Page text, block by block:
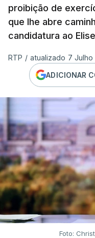
proibição de
que lhe abre
candidatura ao
RTP / atualizado 7 Julho
ADICIONAR
Foto: